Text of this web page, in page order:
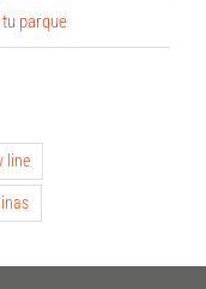
parque
line